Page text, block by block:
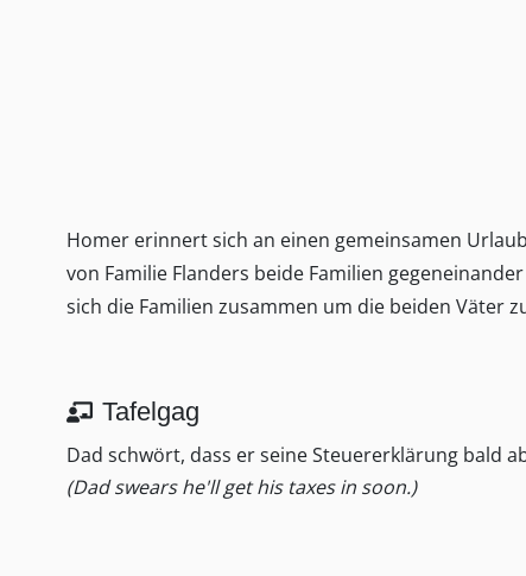
Homer erinnert sich an einen gemeinsamen
von Familie Flanders beide Familien
sich die Familien zusammen um die beiden Väter
Tafelgag
Dad schwört, dass er seine Steuererklärung bald
(Dad swears he'll get his taxes in soon.)